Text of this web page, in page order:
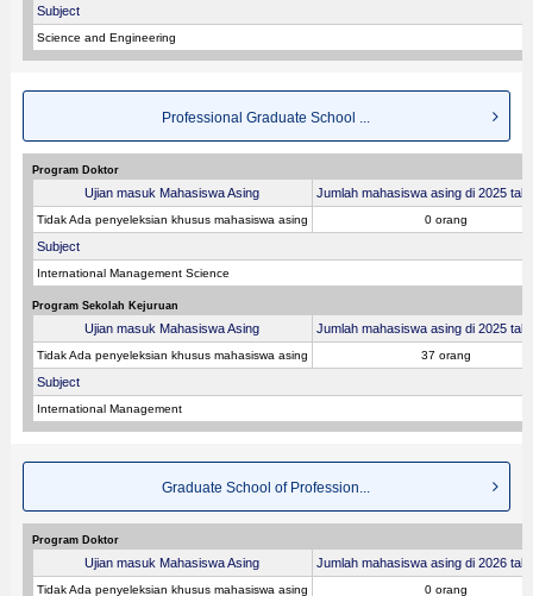
Subject
Science and Engineering
Professional Graduate School ...
Program Doktor
Ujian masuk Mahasiswa Asing Jumlah mahasiswa asing di 2025
Tidak Ada penyeleksian khusus mahasiswa asing 0 orang
Subject
International Management Science
Program Sekolah Kejuruan
Ujian masuk Mahasiswa Asing Jumlah mahasiswa asing di 2025
Tidak Ada penyeleksian khusus mahasiswa asing 37 orang
Subject
International Management
Graduate School of Profession...
Program Doktor
Ujian masuk Mahasiswa Asing Jumlah mahasiswa asing di 2026
Tidak Ada penyeleksian khusus mahasiswa asing 0 orang